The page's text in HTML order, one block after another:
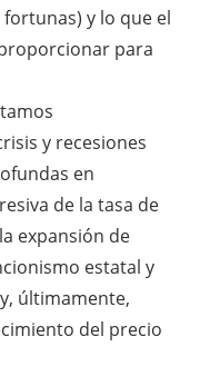
y lo que el
para
y recesiones
en
de la tasa de
expansión de
estatal y
últimamente,
del precio